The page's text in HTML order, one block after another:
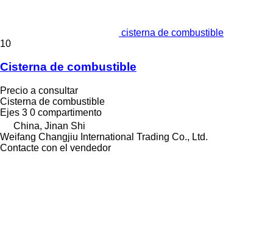
cisterna de combustible
10
Cisterna de combustible
Precio a consultar
Cisterna de combustible
Ejes 3 0 compartimento
China, Jinan Shi
Weifang Changjiu International Trading Co., Ltd.
Contacte con el vendedor